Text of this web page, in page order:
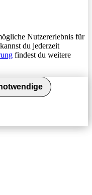
Nutzererlebnis für
du jederzeit
findest du weitere